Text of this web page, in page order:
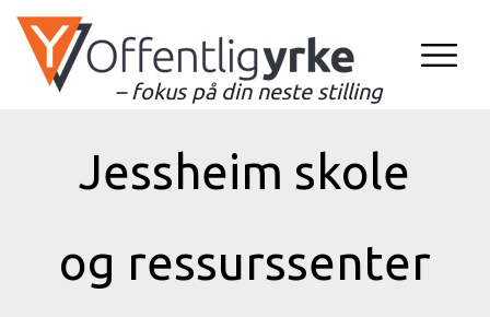
– fokus på din neste stilling
Jessheim skole
og ressurssenter